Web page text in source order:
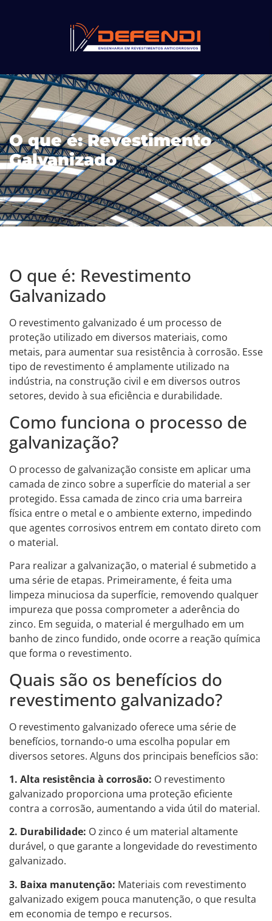
O que é: Revestimento
Galvanizado
O que é: Revestimento
Galvanizado
O revestimento galvanizado é um processo de
proteção utilizado em diversos materiais, como
metais, para aumentar sua resistência à corrosão. Esse
tipo de revestimento é amplamente utilizado na
indústria, na construção civil e em diversos outros
setores, devido à sua eficiência e durabilidade.
Como funciona o processo de
galvanização?
O processo de galvanização consiste em aplicar uma
camada de zinco sobre a superfície do material a ser
protegido. Essa camada de zinco cria uma barreira
física entre o metal e o ambiente externo, impedindo
que agentes corrosivos entrem em contato direto com
o material.
Para realizar a galvanização, o material é submetido a
uma série de etapas. Primeiramente, é feita uma
limpeza minuciosa da superfície, removendo qualquer
impureza que possa comprometer a aderência do
zinco. Em seguida, o material é mergulhado em um
banho de zinco fundido, onde ocorre a reação química
que forma o revestimento.
Quais são os benefícios do
revestimento galvanizado?
O revestimento galvanizado oferece uma série de
benefícios, tornando-o uma escolha popular em
diversos setores. Alguns dos principais benefícios são:
1. Alta resistência à corrosão: O revestimento
galvanizado proporciona uma proteção eficiente
contra a corrosão, aumentando a vida útil do material.
2. Durabilidade: O zinco é um material altamente
durável, o que garante a longevidade do revestimento
galvanizado.
3. Baixa manutenção: Materiais com revestimento
galvanizado exigem pouca manutenção, o que resulta
em economia de tempo e recursos.